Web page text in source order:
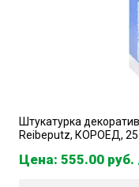
Штукатурка
Reibeputz, КОРОЕД, 25
Цена: 555.00 руб.